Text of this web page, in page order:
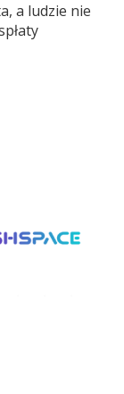
a ludzie nie